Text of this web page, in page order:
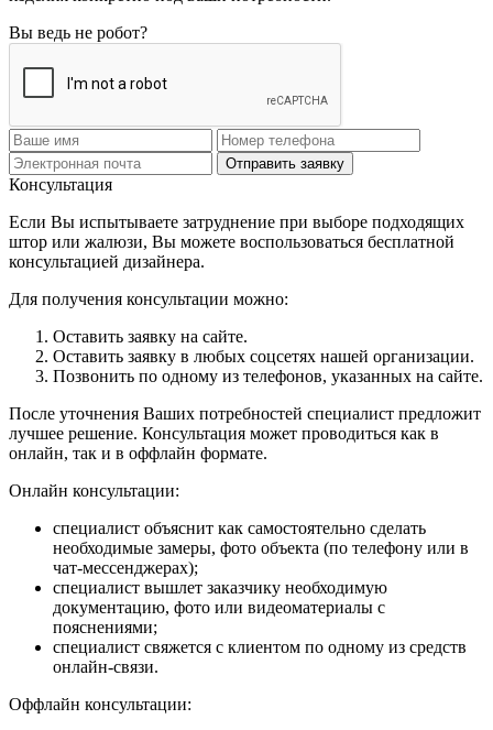
Вы ведь не робот?
Отправить заявку
Консультация
Если Вы испытываете затруднение при выборе подходящих
штор или жалюзи, Вы можете воспользоваться бесплатной
консультацией дизайнера.
Для получения консультации можно:
Оставить заявку на сайте.
Оставить заявку в любых соцсетях нашей организации.
Позвонить по одному из телефонов, указанных на сайте.
После уточнения Ваших потребностей специалист предложит
лучшее решение. Консультация может проводиться как в
онлайн, так и в оффлайн формате.
Онлайн консультации:
специалист объяснит как самостоятельно сделать
необходимые замеры, фото объекта (по телефону или в
чат-мессенджерах);
специалист вышлет заказчику необходимую
документацию, фото или видеоматериалы с
пояснениями;
специалист свяжется с клиентом по одному из средств
онлайн-связи.
Оффлайн консультации: